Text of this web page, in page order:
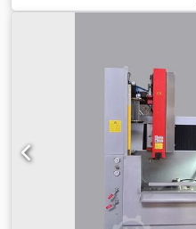
hod Z-ose:720 mm, širina
stola sa M8 rupama za
elektroda 18 puta Menjač
na prednjem delu stola
programiranje sa
tokom bušenja Automatski
pada tokom pozicioniranja
Najnovija tehnologija
pulsa Filtriranje pomoću
automatsko Z-osa za
W ose Jonizujuća jedinica